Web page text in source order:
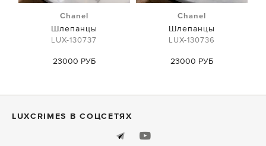
Chanel
Шлепанцы
LUX-130737
23000 РУБ
Chanel
Шлепанцы
LUX-130736
23000 РУБ
LUXСRIMES В СОЦСЕТЯХ